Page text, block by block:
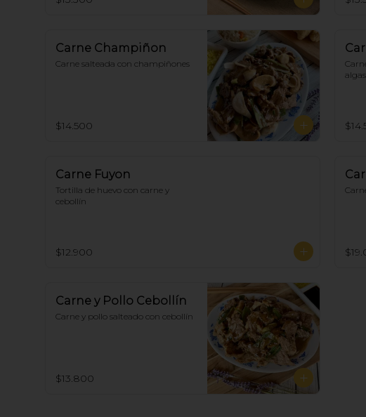
Carne Champiñon
Carne salteada con champiñones
$14.500
Carne Fuyon
Tortilla de huevo con carne y
cebollín
$12.900
Carne y Pollo Cebollín
Carne y pollo salteado con cebollín
$13.800